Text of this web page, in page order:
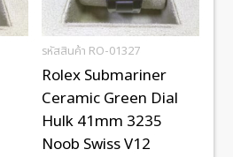
รหัสสินค้า RO-01327
Rolex Submariner
Ceramic Green Dial
Hulk 41mm 3235
Noob Swiss V12